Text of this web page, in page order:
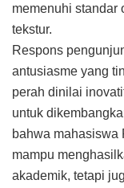
memenuhi standar
tekstur.
Respons
antusiasme yang
perah dinilai
untuk
bahwa mahasiswa
mampu
akademik, tetapi